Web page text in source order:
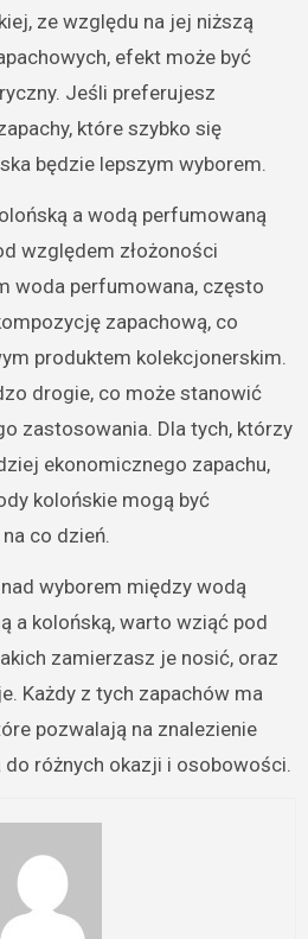
ze względu na jej niższą
efekt może być
Jeśli preferujesz
które szybko się
będzie lepszym wyborem.
a wodą perfumowaną
względem złożoności
woda perfumowana, często
zapachową, co
produktem kolekcjonerskim.
drogie, co może stanowić
zastosowania. Dla tych, którzy
ekonomicznego zapachu,
kolońskie mogą być
co dzień.
wyborem między wodą
a kolońską, warto wziąć pod
zamierzasz je nosić, oraz
Każdy z tych zapachów ma
pozwalają na znalezienie
różnych okazji i osobowości.